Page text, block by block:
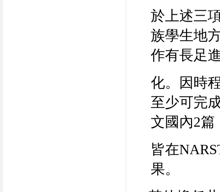
於上述三
族學生地
作有長足
化。因時
至少可完
文國內2篇
皆在
果。